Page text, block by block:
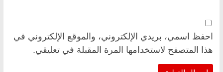
احفظ اسمي، بريدي الإلكتروني، والموقع الإلكتروني في
هذا المتصفح لاستخدامها المرة المقبلة في تعليقي.